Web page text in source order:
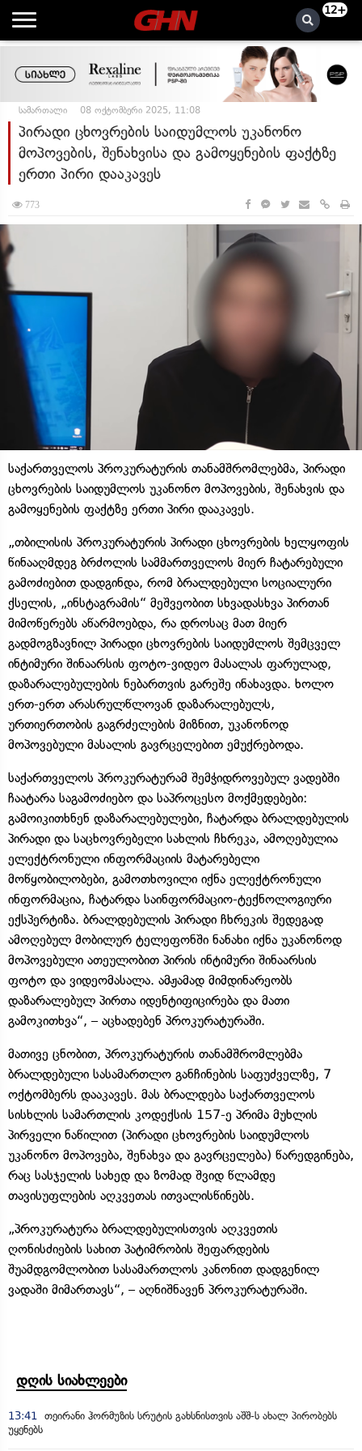
12+
სამართალი 08 ოქტომბერი 2025, 11:08
პირადი ცხოვრების საიდუმლოს უკანონო
მოპოვების, შენახვისა და გამოყენების ფაქტზე
ერთი პირი დააკავეს
773
საქართველოს პროკურატურის თანამშრომლებმა, პირადი
ცხოვრების საიდუმლოს უკანონო მოპოვების, შენახვის და
გამოყენების ფაქტზე ერთი პირი დააკავეს.
„თბილისის პროკურატურის პირადი ცხოვრების ხელყოფის
წინააღმდეგ ბრძოლის სამმართველოს მიერ ჩატარებული
გამოძიებით დადგინდა, რომ ბრალდებული სოციალური
ქსელის, „ინსტაგრამის“ მეშვეობით სხვადასხვა პირთან
მიმოწერებს აწარმოებდა, რა დროსაც მათ მიერ
გადმოგზავნილ პირადი ცხოვრების საიდუმლოს შემცველ
ინტიმური შინაარსის ფოტო-ვიდეო მასალას ფარულად,
დაზარალებულების ნებართვის გარეშე ინახავდა. ხოლო
ერთ-ერთ არასრულწლოვან დაზარალებულს,
ურთიერთობის გაგრძელების მიზნით, უკანონოდ
მოპოვებული მასალის გავრცელებით ემუქრებოდა.
საქართველოს პროკურატურამ შემჭიდროვებულ ვადებში
ჩაატარა საგამოძიებო და საპროცესო მოქმედებები:
გამოიკითხნენ დაზარალებულები, ჩატარდა ბრალდებულის
პირადი და საცხოვრებელი სახლის ჩხრეკა, ამოღებულია
ელექტრონული ინფორმაციის მატარებელი
მოწყობილობები, გამოთხოვილი იქნა ელექტრონული
ინფორმაცია, ჩატარდა საინფორმაციო-ტექნოლოგიური
ექსპერტიზა. ბრალდებულის პირადი ჩხრეკის შედეგად
ამოღებულ მობილურ ტელეფონში ნანახი იქნა უკანონოდ
მოპოვებული ათეულობით პირის ინტიმური შინაარსის
ფოტო და ვიდეომასალა. ამჟამად მიმდინარეობს
დაზარალებულ პირთა იდენტიფიცირება და მათი
გამოკითხვა“, – აცხადებენ პროკურატურაში.
მათივე ცნობით, პროკურატურის თანამშრომლებმა
ბრალდებული სასამართლო განჩინების საფუძველზე, 7
ოქტომბერს დააკავეს. მას ბრალდება საქართველოს
სისხლის სამართლის კოდექსის 157-ე პრიმა მუხლის
პირველი ნაწილით (პირადი ცხოვრების საიდუმლოს
უკანონო მოპოვება, შენახვა და გავრცელება) წარედგინება,
რაც სასჯელის სახედ და ზომად შვიდ წლამდე
თავისუფლების აღკვეთას ითვალისწინებს.
„პროკურატურა ბრალდებულისთვის აღკვეთის
ღონისძიების სახით პატიმრობის შეფარდების
შუამდგომლობით სასამართლოს კანონით დადგენილ
ვადაში მიმართავს“, – აღნიშნავენ პროკურატურაში.
დღის სიახლეები
13:41
თეირანი ჰორმუზის სრუტის გახსნისთვის აშშ-ს ახალ პირობებს
უყენებს